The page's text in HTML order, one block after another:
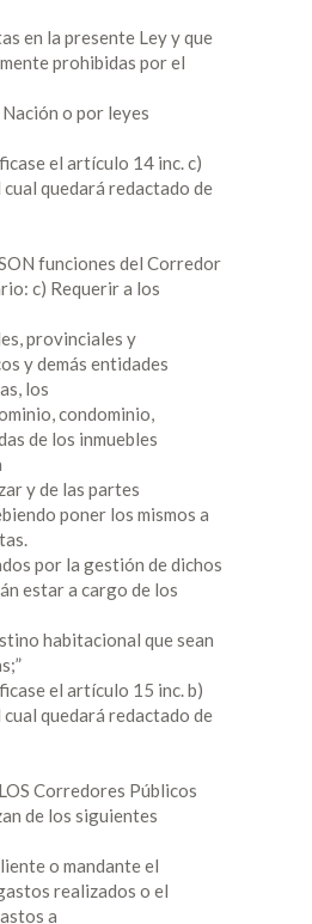
en la presente Ley y que
prohibidas por el
o por leyes
el artículo 14 inc. c)
quedará redactado de
funciones del Corredor
c) Requerir a los
provinciales y
y demás entidades
los
condominio,
de los inmuebles
y de las partes
poner los mismos a
por la gestión de dichos
estar a cargo de los
habitacional que sean
el artículo 15 inc. b)
quedará redactado de
Corredores Públicos
de los siguientes
o mandante el
realizados o el
a